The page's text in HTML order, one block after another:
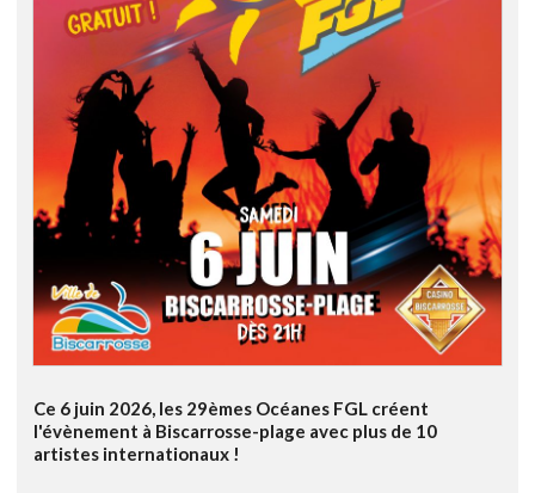
Ce 6 juin 2026, les 29èmes Océanes FGL créent
l'évènement à Biscarrosse-plage avec plus de 10
artistes internationaux !